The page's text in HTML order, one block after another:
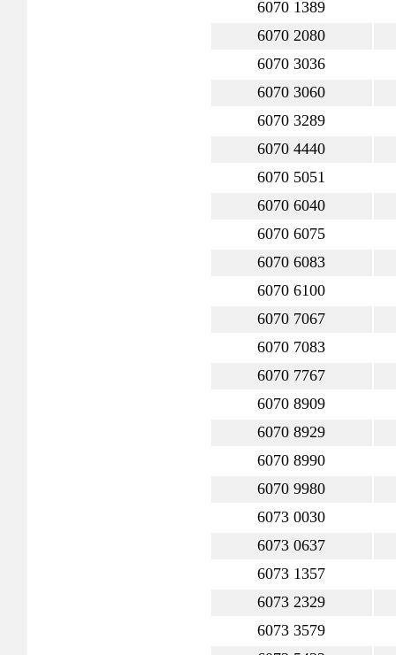
6070 1389
6070 2080
6070 3036
6070 3060
6070 3289
6070 4440
6070 5051
6070 6040
6070 6075
6070 6083
6070 6100
6070 7067
6070 7083
6070 7767
6070 8909
6070 8929
6070 8990
6070 9980
6073 0030
6073 0637
6073 1357
6073 2329
6073 3579